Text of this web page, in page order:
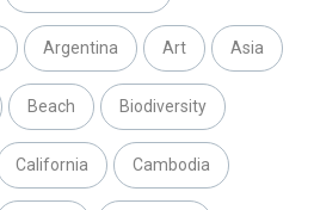
Argentina Art Asia
Beach Biodiversity
California Cambodia